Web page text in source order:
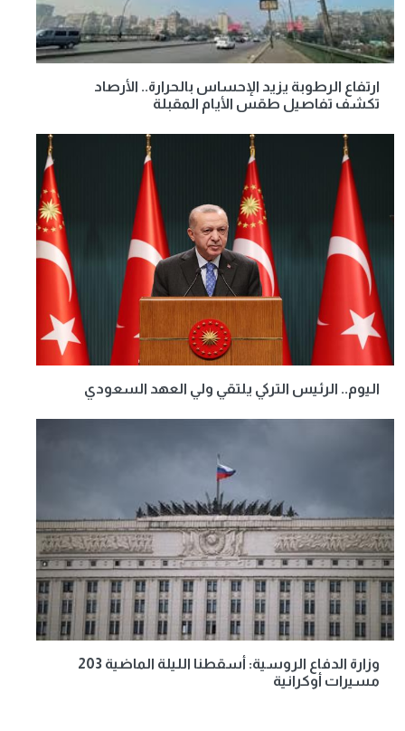
ارتفاع الرطوبة يزيد الإحساس بالحرارة.. الأرصاد
تكشف تفاصيل طقس الأيام المقبلة
اليوم.. الرئيس التركي يلتقي ولي العهد السعودي
وزارة الدفاع الروسية: أسقطنا الليلة الماضية 203
مسيرات أوكرانية